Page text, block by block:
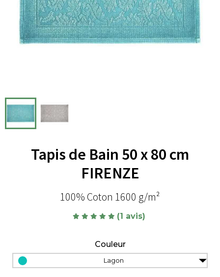
Tapis de Bain 50 x 80 cm
FIRENZE
100% Coton 1600 g/m²
(1 avis)
Couleur
Lagon